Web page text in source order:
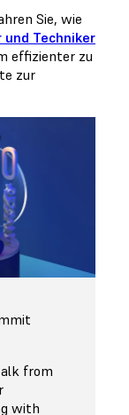
Sie, wie
Techniker
effizienter zu
zur
from
with